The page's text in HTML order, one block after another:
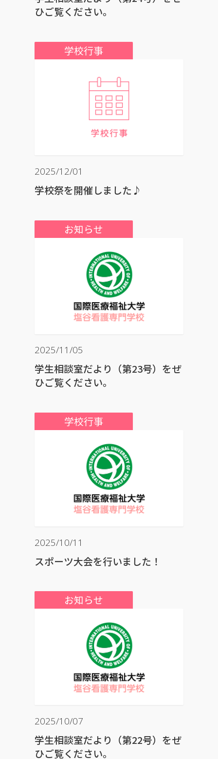
ひご覧ください。
学校行事
2025/12/01
学校祭を開催しました♪
お知らせ
2025/11/05
学生相談室だより（第23号）をぜ
ひご覧ください。
学校行事
2025/10/11
スポーツ大会を行いました！
お知らせ
2025/10/07
学生相談室だより（第22号）をぜ
ひご覧ください。